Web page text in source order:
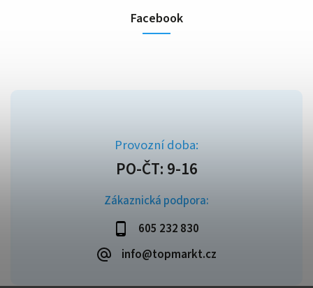
Zákaznická podpora:
605 232 830
info@topmarkt.cz
Facebook